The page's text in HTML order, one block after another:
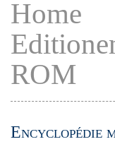
Home
ROM
Encyclopédie